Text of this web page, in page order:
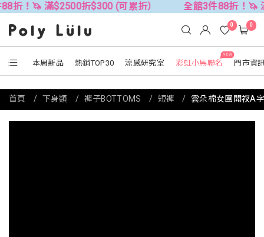
$2500折$300 (可累折） 全館3件88折！🦄 滿$2500
本周新品 熱銷TOP30 涼感研究室
NEW
彩虹小馬聯名 門市資
0 0
首頁 下身類 褲子BOTTOMS 短褲 雲朵棉女團開衩A